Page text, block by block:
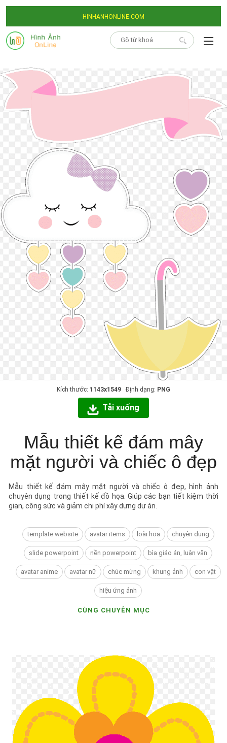
HINHANHONLINE.COM
Kích thước: 1143x1549 Định dạng: PNG
Tải xuống
Mẫu thiết kế đám mây
mặt người và chiếc ô đẹp
Mẫu thiết kế đám mây mặt người và chiếc ô đẹp, hình ảnh
chuyên dụng trong thiết kế đồ họa. Giúp các bạn tiết kiệm thời
gian, công sức và giảm chi phí xây dựng dự án.
template website avatar items loài hoa chuyên dụng
slide powerpoint nền powerpoint bìa giáo án, luận văn
avatar anime avatar nữ chúc mừng khung ảnh con vật
hiệu ứng ảnh
CÙNG CHUYÊN MỤC